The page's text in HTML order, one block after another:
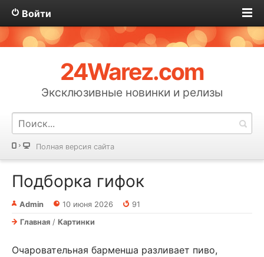
Войти
24Warez.com
Эксклюзивные новинки и релизы
Полная версия сайта
Подборка гифок
Admin 10 июня 2026
91
Главная / Картинки
Очаровательная барменша разливает пиво,